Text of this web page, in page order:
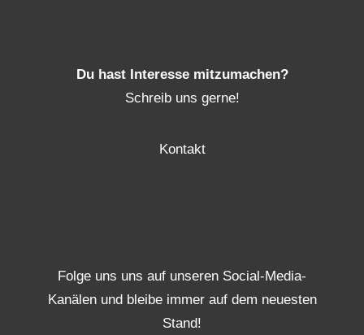
Du hast Interesse mitzumachen?
Schreib uns gerne!
Kontakt
Folge uns uns auf unseren Social-Media-
Kanälen und bleibe immer auf dem neuesten
Stand!